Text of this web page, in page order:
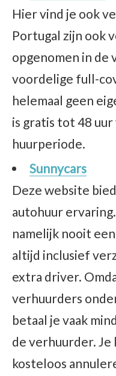
Hier vind je ook
Portugal zijn ook
opgenomen in de
voordelige full-
helemaal geen
is gratis tot 48 uur
huurperiode.
Sunnycars
Deze website
autohuur
namelijk nooit
altijd inclusief
extra driver.
verhuurders
betaal je vaak
de verhuurder. Je
kosteloos